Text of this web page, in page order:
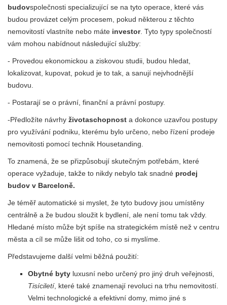
budovspolečnosti specializující se na tyto operace, které vás
budou provázet celým procesem, pokud některou z těchto
nemovitostí vlastníte nebo máte investor. Tyto typy společností
vám mohou nabídnout následující služby:
- Provedou ekonomickou a ziskovou studii, budou hledat,
lokalizovat, kupovat, pokud je to tak, a sanují nejvhodnější
budovu.
- Postarají se o právní, finanční a právní postupy.
-Předložíte návrhy životaschopnost a dokonce uzavřou postupy
pro využívání podniku, kterému bylo určeno, nebo řízení prodeje
nemovitosti pomocí technik Housetanding.
To znamená, že se přizpůsobují skutečným potřebám, které
operace vyžaduje, takže to nikdy nebylo tak snadné prodej
budov v Barceloně.
Je téměř automatické si myslet, že tyto budovy jsou umístěny
centrálně a že budou sloužit k bydlení, ale není tomu tak vždy.
Hledané místo může být spíše na strategickém místě než v centru
města a cíl se může lišit od toho, co si myslíme.
Představujeme další velmi běžná použití:
Obytné byty luxusní nebo určený pro jiný druh veřejnosti,
Tisíciletí, které také znamenají revoluci na trhu nemovitostí.
Velmi technologické a efektivní domy, mimo jiné s